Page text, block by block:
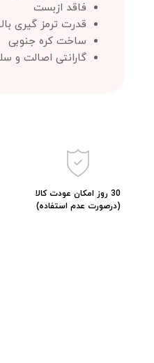
فاقد ازبست
قدرت ترمز گیری
ساخت کره جنوبی
گارانتی اصالت و
30 روز امکان عودت کالا
(درصورت عدم استفاده)